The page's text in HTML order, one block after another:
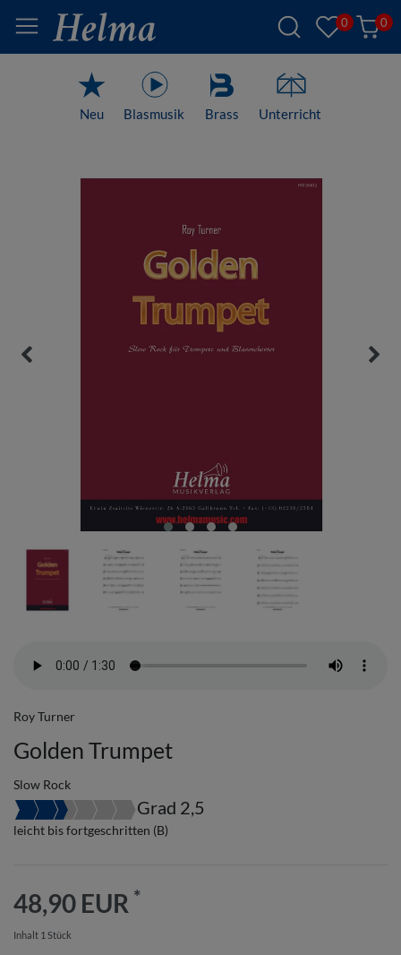
0 0
Neu Blasmusik Brass Unterricht
Roy Turner
Golden Trumpet
Slow Rock
Grad 2,5
leicht bis fortgeschritten (B)
48,90 EUR *
Inhalt 1 Stück